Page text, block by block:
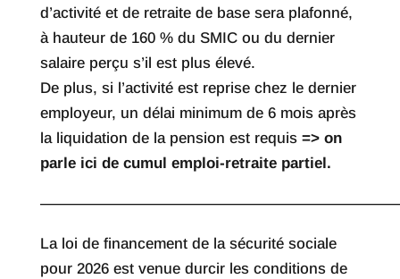
d’activité et de retraite de base sera plafonné,
à hauteur de 160 % du SMIC ou du dernier
salaire perçu s’il est plus élevé.
De plus, si l’activité est reprise chez le dernier
employeur, un délai minimum de 6 mois après
la liquidation de la pension est requis => on
parle ici de cumul emploi-retraite partiel.
La loi de financement de la sécurité sociale
pour 2026 est venue durcir les conditions de